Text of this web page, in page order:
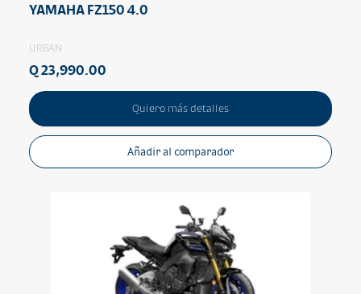
YAMAHA FZ150 4.0
URBAN
Q 23,990.00
Quiero más detalles
Añadir al comparador